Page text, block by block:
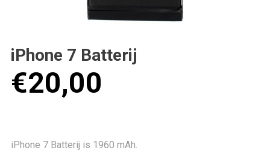
iPhone 7 Batterij
€20,00
iPhone 7 Batterij is 1960 mAh.